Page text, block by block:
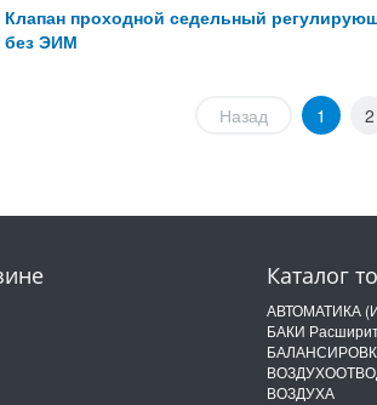
Клапан проходной седельный
без ЭИМ
Назад 1 2
Каталог
АВТОМАТИКА
БАКИ
ВОЗДУХА